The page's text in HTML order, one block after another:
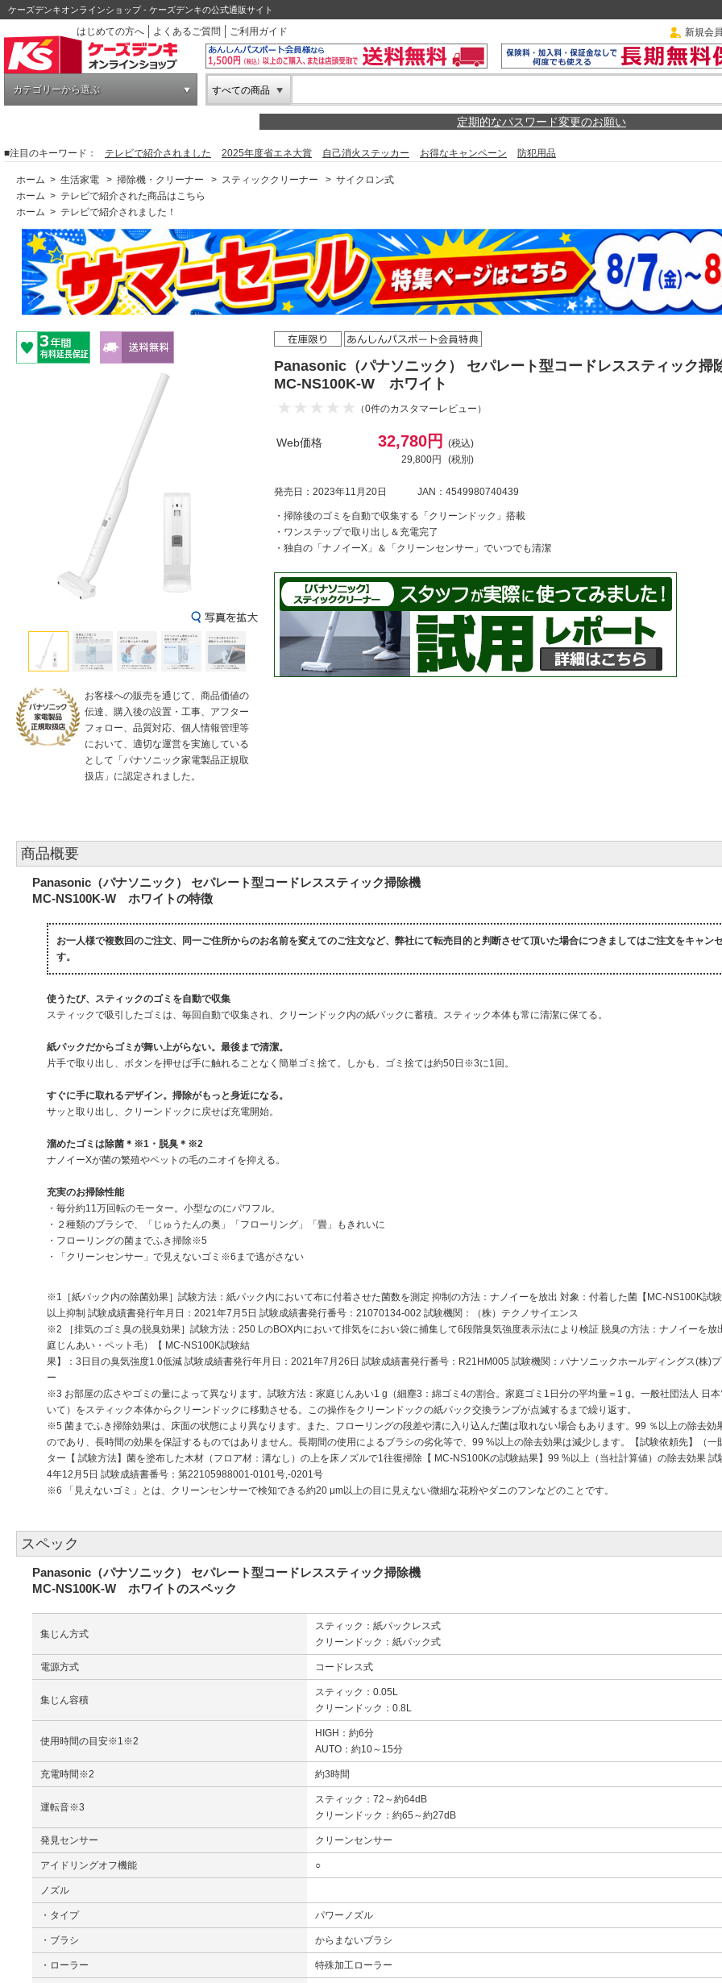
ケーズデンキオンラインショップ - ケーズデンキの公式通販サイト
はじめての方へ
よくあるご質問 ご利用ガイド 新規会
カテゴリーから選ぶ すべての商品
定期的なパスワード変更のお願い
■注目のキーワード： テレビで紹介されました 2025年度省エネ大賞 自己消火ステッカー お得なキャンペーン 防犯用品
ホーム > 生活家電 > 掃除機・クリーナー > スティッククリーナー > サイクロン式
ホーム > テレビで紹介された商品はこちら
ホーム > テレビで紹介されました！
お客様への販売を通じて、商品価値の
伝達、購入後の設置・工事、アフター
フォロー、品質対応、個人情報管理等
において、適切な運営を実施している
として「パナソニック家電製品正規取
扱店」に認定されました。
Panasonic（パナソニック） セパレート型コードレススティック掃
MC-NS100K-W ホワイト
（0件のカスタマーレビュー）
Web価格 32,780円
(税込)
29,800円
(税別)
発売日：2023年11月20日 JAN：4549980740439
・掃除後のゴミを自動で収集する「クリーンドック」搭載
・ワンステップで取り出し＆充電完了
・独自の「ナノイーX」＆「クリーンセンサー」でいつでも清潔
商品概要
Panasonic（パナソニック） セパレート型コードレススティック掃除機
MC-NS100K-W ホワイトの特徴
お一人様で複数回のご注文、同一ご住所からのお名前を変えてのご注文など、弊社にて転売目的と判断させて頂いた場合につきましてはご注文をキャン
す。
使うたび、スティックのゴミを自動で収集
スティックで吸引したゴミは、毎回自動で収集され、クリーンドック内の紙パックに蓄積。スティック本体も常に清潔に保てる。
紙パックだからゴミが舞い上がらない。最後まで清潔。
片手で取り出し、ボタンを押せば手に触れることなく簡単ゴミ捨て。しかも、ゴミ捨ては約50日※3に1回。
すぐに手に取れるデザイン。掃除がもっと身近になる。
サッと取り出し、クリーンドックに戻せば充電開始。
溜めたゴミは除菌＊※1・脱臭＊※2
ナノイーXが菌の繁殖やペットの毛のニオイを抑える。
充実のお掃除性能
・毎分約11万回転のモーター。小型なのにパワフル。
・２種類のブラシで、「じゅうたんの奥」「フローリング」「畳」もきれいに
・フローリングの菌までふき掃除※5
・「クリーンセンサー」で見えないゴミ※6まで逃がさない
※1［紙パック内の除菌効果］試験方法：紙パック内において布に付着させた菌数を測定 抑制の方法：ナノイーを放出 対象：付着した菌【MC-NS100K試
以上抑制 試験成績書発行年月日：2021年7月5日 試験成績書発行番号：21070134-002 試験機関：（株）テクノサイエンス
※2 ［排気のゴミ臭の脱臭効果］試験方法：250 LのBOX内において排気をにおい袋に捕集して6段階臭気強度表示法により検証 脱臭の方法：ナノイーを放
庭じんあい・ペット毛）【 MC-NS100K試験結
果】：3日目の臭気強度1.0低減 試験成績書発行年月日：2021年7月26日 試験成績書発行番号：R21HM005 試験機関：パナソニックホールディングス(株)
ー
※3 お部屋の広さやゴミの量によって異なります。試験方法：家庭じんあい1 g（細塵3：綿ゴミ4の割合。家庭ゴミ1日分の平均量＝1 g。一般社団法人 日
いて）をスティック本体からクリーンドックに移動させる。この操作をクリーンドックの紙パック交換ランプが点滅するまで繰り返す。
※5 菌までふき掃除効果は、床面の状態により異なります。また、フローリングの段差や溝に入り込んだ菌は取れない場合もあります。99 ％以上の除去効
のであり、長時間の効果を保証するものではありません。長期間の使用によるブラシの劣化等で、99 %以上の除去効果は減少します。【試験依頼先】（一
ター【 試験方法】菌を塗布した木材（フロア材：溝なし）の上を床ノズルで1往復掃除【 MC-NS100Kの試験結果】99 %以上（当社計算値）の除去効果 試
4年12月5日 試験成績書番号：第22105988001-0101号,-0201号
※6 「見えないゴミ」とは、クリーンセンサーで検知できる約20 μm以上の目に見えない微細な花粉やダニのフンなどのことです。
スペック
Panasonic（パナソニック） セパレート型コードレススティック掃除機
MC-NS100K-W ホワイトのスペック
集じん方式
スティック：紙パックレス式
クリーンドック：紙パック式
電源方式 コードレス式
集じん容積
スティック：0.05L
クリーンドック：0.8L
使用時間の目安※1※2
HIGH：約6分
AUTO：約10～15分
充電時間※2 約3時間
運転音※3
スティック：72～約64dB
クリーンドック：約65～約27dB
発見センサー クリーンセンサー
アイドリングオフ機能 ○
ノズル
・タイプ パワーノズル
・ブラシ からまないブラシ
・ローラー 特殊加工ローラー